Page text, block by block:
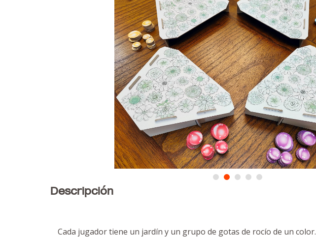
Descripción
Cada jugador tiene un jardín y un grupo de gotas de rocío de un color.